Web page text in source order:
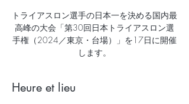
トライアスロン選手の日本一を決める国内最
高峰の大会「第30回日本トライアスロン選
手権（2024／東京・台場）」を17日に開催
します。
Heure et lieu